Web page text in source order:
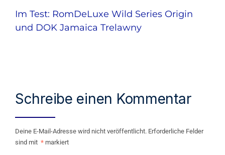
Im Test: RomDeLuxe Wild Series Origin
und DOK Jamaica Trelawny
Schreibe einen Kommentar
Deine E-Mail-Adresse wird nicht veröffentlicht. Erforderliche Felder
sind mit * markiert